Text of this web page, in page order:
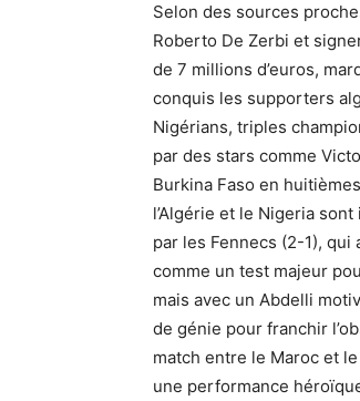
Selon des sources
Roberto De Zerbi et
de 7 millions d’euros,
conquis les supporters
Nigérians, triples
par des stars comme
Burkina Faso en
l’Algérie et le Nigeria
par les Fennecs (2-1),
comme un test majeur
mais avec un Abdelli
de génie pour franchir
match entre le Maroc et
une performance